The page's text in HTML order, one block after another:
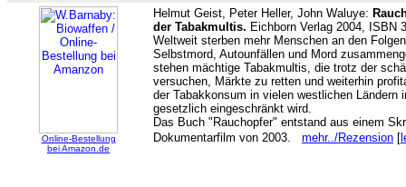
Online-Bestellung
bei Amazon.de
Helmut Geist, Peter Heller, John Waluye:
der Tabakmultis. Eichborn Verlag 2004, ISBN
Weltweit sterben mehr Menschen an den
Selbstmord, Autounfällen und Mord
stehen mächtige Tabakmultis, die trotz der
versuchen, Märkte zu retten und weiterhin
der Tabakkonsum in vielen westlichen Ländern
gesetzlich eingeschränkt wird.
Das Buch "Rauchopfer" entstand aus einem
Dokumentarfilm von 2003.
mehr../Rezension [